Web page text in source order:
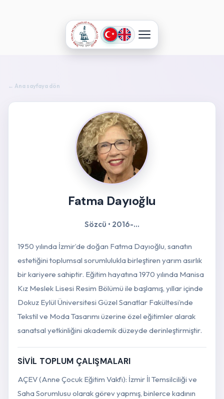
← Ana sayfaya dön
Fatma Dayıoğlu
Sözcü • 2016-...
1950 yılında İzmir’de doğan Fatma Dayıoğlu, sanatın
estetiğini toplumsal sorumlulukla birleştiren yarım asırlık
bir kariyere sahiptir. Eğitim hayatına 1970 yılında Manisa
Kız Meslek Lisesi Resim Bölümü ile başlamış, yıllar içinde
Dokuz Eylül Üniversitesi Güzel Sanatlar Fakültesi’nde
Tekstil ve Moda Tasarımı üzerine özel eğitimler alarak
sanatsal yetkinliğini akademik düzeyde derinleştirmiştir.
SİVİL TOPLUM ÇALIŞMALARI
AÇEV (Anne Çocuk Eğitim Vakfı): İzmir İl Temsilciliği ve
Saha Sorumlusu olarak görev yapmış, binlerce kadının